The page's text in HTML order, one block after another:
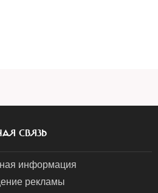
СВЯЗЬ
информация
рекламы